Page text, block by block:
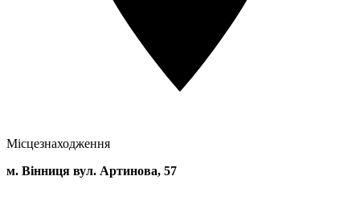
Місцезнаходження
м. Вінниця вул. Артинова, 57